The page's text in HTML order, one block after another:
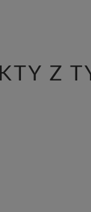
Z